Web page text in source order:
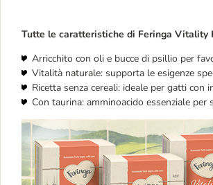
Tutte le caratteristiche di Feringa Vitality
Arricchito con oli e bucce di psillio per
Vitalità naturale: supporta le esigenze
Ricetta senza cereali: ideale per gatti
Con taurina: amminoacido essenziale